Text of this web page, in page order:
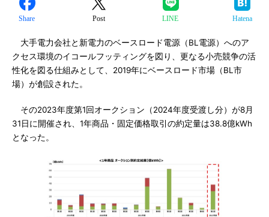
Share Post LINE Hatena
大手電力会社と新電力のベースロード電源（BL電源）へのア
クセス環境のイコールフッティングを図り、更なる小売競争の活
性化を図る仕組みとして、2019年にベースロード市場（BL市
場）が創設された。
その2023年度第1回オークション（2024年度受渡し分）が8月
31日に開催され、1年商品・固定価格取引の約定量は38.8億kWh
となった。